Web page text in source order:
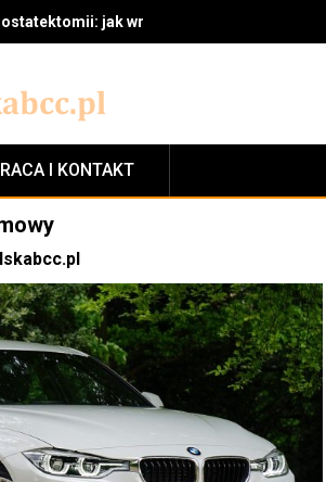
jak wrócić do sprawności po
I KONTAKT